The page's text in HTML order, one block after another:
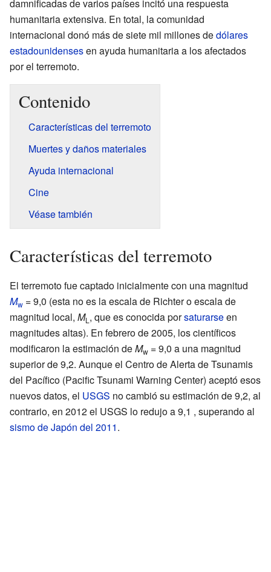
damnificadas de varios países incitó una respuesta
humanitaria extensiva. En total, la comunidad
internacional donó más de siete mil millones dedólares
estadounidensesen ayuda humanitaria a los afectados
por el terremoto.
Contenido
Características del terremoto
Muertes y daños materiales
Ayuda internacional
Cine
Véase también
Características del terremoto
El terremoto fue captado inicialmente con una magnitud
Mw = 9,0 (esta no es la escala de Richter o escala de
magnitud local, ML , que es conocida porsaturarseen
magnitudes altas). En febrero de 2005, los científicos
modificaron la estimación deMw = 9,0 a una magnitud
superior de 9,2. Aunque el Centro de Alerta de Tsunamis
del Pacífico (Pacific Tsunami Warning Center) aceptó esos
nuevos datos, el USGS no cambió su estimación de 9,2, al
contrario, en 2012 el USGS lo redujo a 9,1 , superando al
sismo de Japón del 2011.